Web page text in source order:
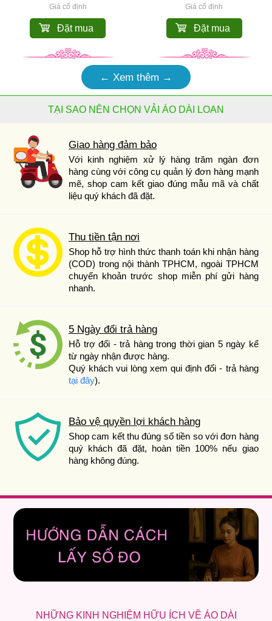
Giá cố định
Đặt mua
Giá cố định
Đặt mua
← Xem thêm →
TẠI SAO NÊN CHỌN VẢI ÁO DÀI LOAN
Giao hàng đảm bảo
Với kinh nghiệm xử lý hàng trăm ngàn đơn
hàng cùng với công cụ quản lý đơn hàng mạnh
mẽ, shop cam kết giao đúng mẫu mã và chất
liệu quý khách đã đặt.
Thu tiền tận nơi
Shop hỗ trợ hình thức thanh toán khi nhận hàng
(COD) trong nội thành TPHCM, ngoài TPHCM
chuyển khoản trước shop miễn phí gửi hàng
nhanh.
5 Ngày đổi trả hàng
Hỗ trợ đổi - trả hàng trong thời gian 5 ngày kể
từ ngày nhận được hàng.
Quý khách vui lòng xem qui định đổi - trả hàng
tại đây).
Bảo vệ quyền lợi khách hàng
Shop cam kết thu đúng số tiền so với đơn hàng
quý khách đã đặt, hoàn tiền 100% nếu giao
hàng không đúng.
NHỮNG KINH NGHIỆM HỮU ÍCH VỀ ÁO DÀI